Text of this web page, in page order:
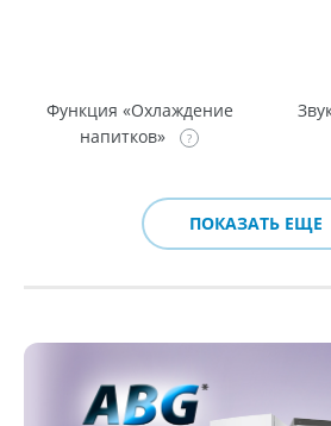
Функция «Охлаждение
напитков»
ПОКАЗАТЬ ЕЩЕ